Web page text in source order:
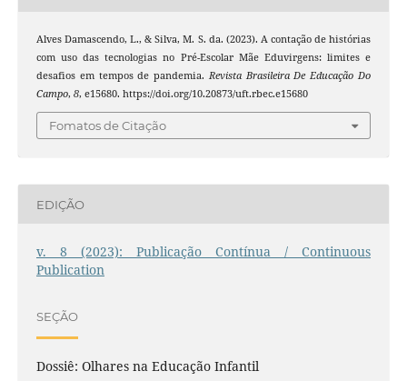
Alves Damascendo, L., & Silva, M. S. da. (2023). A contação de histórias
com uso das tecnologias no Pré-Escolar Mãe Eduvirgens: limites e
desafios em tempos de pandemia. Revista Brasileira De Educação Do
Campo, 8, e15680. https://doi.org/10.20873/uft.rbec.e15680
Fomatos de Citação
EDIÇÃO
v. 8 (2023): Publicação Contínua / Continuous
Publication
SEÇÃO
Dossiê: Olhares na Educação Infantil